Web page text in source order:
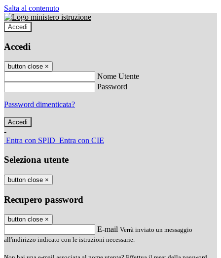
Salta al contenuto
Accedi
Accedi
button close ×
Nome Utente
Password
Password dimenticata?
-
Entra con SPID Entra con CIE
Seleziona utente
button close ×
Recupero password
button close ×
E-mail Verrà inviato un messaggio
all'indirizzo indicato con le istruzioni necessarie.